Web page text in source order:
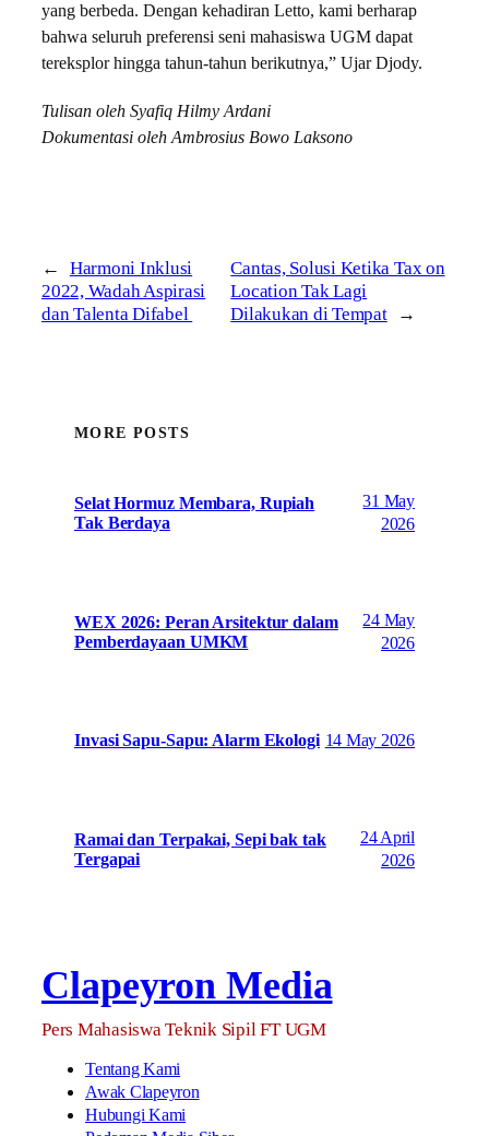
yang berbeda. Dengan kehadiran Letto, kami berharap
bahwa seluruh preferensi seni mahasiswa UGM dapat
tereksplor hingga tahun-tahun berikutnya,” Ujar Djody.
Tulisan oleh Syafiq Hilmy Ardani
Dokumentasi oleh Ambrosius Bowo Laksono
←
Harmoni Inklusi
2022, Wadah Aspirasi
dan Talenta Difabel
Cantas, Solusi Ketika Tax on
Location Tak Lagi
Dilakukan di Tempat
→
MORE POSTS
Selat Hormuz Membara, Rupiah
Tak Berdaya
31 May
2026
WEX 2026: Peran Arsitektur dalam
Pemberdayaan UMKM
24 May
2026
Invasi Sapu-Sapu: Alarm Ekologi 14 May 2026
Ramai dan Terpakai, Sepi bak tak
Tergapai
24 April
2026
Clapeyron Media
Pers Mahasiswa Teknik Sipil FT UGM
Tentang Kami
Awak Clapeyron
Hubungi Kami